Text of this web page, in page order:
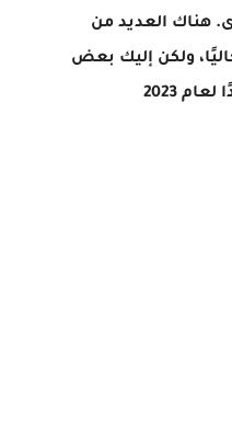
هناك العديد من
ولكن إليك بعض
2023